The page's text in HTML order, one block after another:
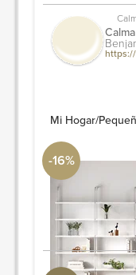
Calma
Mi Hogar/
-16%
CB2
6-Shelf Ladder
Juego de 4
PIDE Y AHORRA